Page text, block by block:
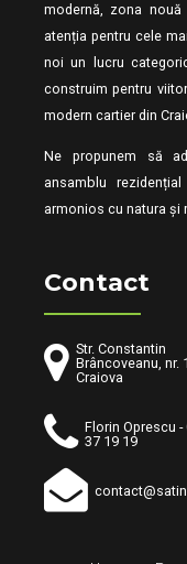
modernă, zona
atenția pentru cele
noi un lucru
construim pentru
modern cartier din
Ne propunem să
ansamblu
armonios cu natura și
Contact
Str. Constantin
Brâncoveanu, nr.
Craiova
Florin Oprescu -
37 19 19